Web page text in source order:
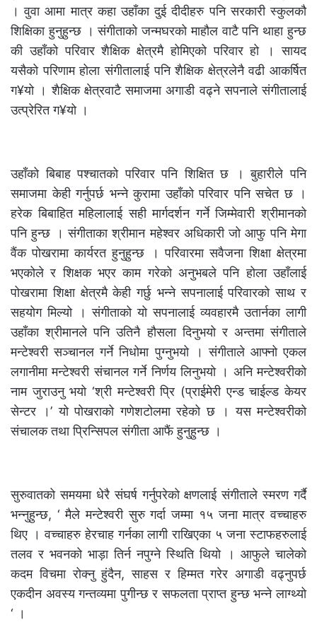
। वुवा आमा मात्र कहा उहाँका दुई दीदीहरु पनि सरकारी स्कुलकौ
शिक्षिका हुनुहुन्छ । संगीताको जन्मघरको माहौल वाटै पनि थाहा हुन्छ
की उहाँको परिवार शैक्षिक क्षेत्रमै होमिएको परिवार हो । सायद
यसैको परिणाम होला संगीतालाई पनि शैक्षिक क्षेत्रलेनै वढी आकर्षित
ग¥यो । शैक्षिक क्षेत्रवाटै समाजमा अगाडी वढ्ने सपनाले संगीतालाई
उत्प्रेरित ग¥यो ।
उहाँको बिबाह पश्चातको परिवार पनि शिक्षित छ । बुहारीले पनि
समाजमा केही गर्नुपर्छ भन्ने कुरामा उहाँको परिवार पनि सचेत छ ।
हरेक बिबाहित महिलालाई सही मार्गदर्शन गर्ने जिम्मेवारी श्रीमानको
पनि हुन्छ । संगीताका श्रीमान महेश्वर अधिकारी जो आफु पनि मेगा
वैंक पोखरामा कार्यरत हुनुहुन्छ । परिवारमा सवैजना शिक्षा क्षेत्रमा
भएकोले र शिक्षक भएर काम गरेको अनुभबले पनि होला उहाँलाई
पोखरामा शिक्षा क्षेत्रमै केही गर्छु भन्ने सपनालाई परिवारको साथ र
सहयोग मिल्यो । संगीताको यो सपनालाई व्यवहारमै उतार्नका लागी
उहाँका श्रीमानले पनि उतिनै हौसला दिनुभयो र अन्तमा संगीताले
मन्टेश्वरी सञ्चानल गर्ने निधोमा पुग्नुभयो । संगीताले आफ्नो एकल
लगानीमा मन्टेश्वरी संचानल गर्ने निर्णय लिनुभयो । अनि मन्टेश्वरीको
नाम जुराउनु भयो ‘श्री मन्टेश्वरी प्रि (प्राईमेरी एन्ड चाईल्ड केयर
सेन्टर ।’ यो पोखराको गणेशटोलमा रहेको छ । यस मन्टेश्वरीको
संचालक तथा प्रिन्सिपल संगीता आफैं हुनुहुन्छ ।
सुरुवातको समयमा धेरै संघर्ष गर्नुपरेको क्षणलाई संगीताले स्मरण गर्दै
भन्नुहुन्छ, ‘ मैले मन्टेश्वरी सुरु गर्दा जम्मा १५ जना मात्र वच्चाहरु
थिए । वच्चाहरु हेरचाह गर्नका लागी राखिएका ५ जना स्टाफहरुलाई
तलव र भवनको भाड़ा तिर्न नपुग्ने स्थिति थियो । आफुले चालेको
कदम विचमा रोक्नु हुंदैन, साहस र हिम्मत गरेर अगाडी वढ्नुपर्छ
एकदीन अवस्य गन्तव्यमा पुगीन्छ र सफलता प्राप्त हुन्छ भन्ने लाग्थ्यो
‘ ।